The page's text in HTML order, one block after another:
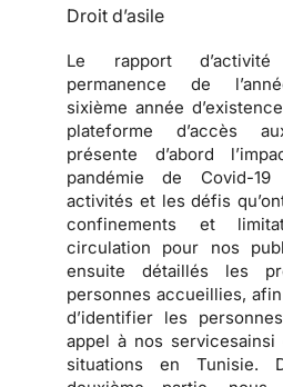
Droit d’asile
Le rapport
permanence de
sixième année
plateforme d’accès
présente d’abord
pandémie de Covid-
activités et les défis
confinements et
circulation pour nos
ensuite détaillés les
personnes accueillies,
d’identifier les
appel à nos servicesainsi
situations en Tunisie.